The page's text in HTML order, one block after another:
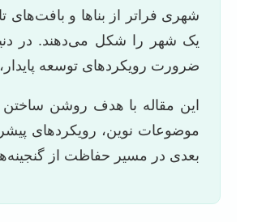
شهری فراتر از بناها و
یک شهر را شکل می‌دهند. در
ضرورت رویکردهای توسعه
این مقاله با هدف روشن
بعدی در مسیر حفاظت از